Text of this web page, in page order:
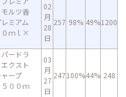
ルツ香
ミアム
０ｍｌ×
02
月
28
日
257 98% 49%1200
パードラ
クスト
ャープ
００ｍ
03
月
27
日
247100%44% 248